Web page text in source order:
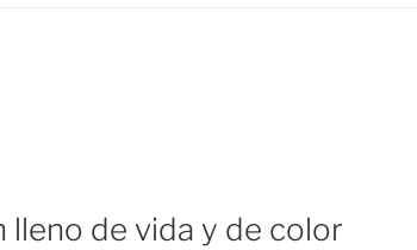
lleno de vida y de color